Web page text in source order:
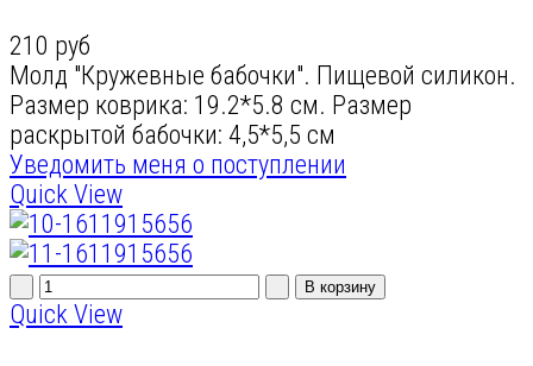
210 руб
Молд "Кружевные бабочки". Пищевой силикон.
Размер коврика: 19.2*5.8 см. Размер
раскрытой бабочки: 4,5*5,5 см
Уведомить меня о поступлении
Quick View
Quick View